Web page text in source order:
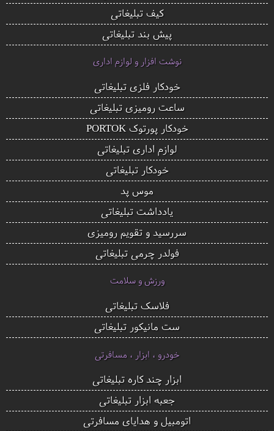
کیف تبلیغاتی
پیش بند تبلیغاتی
نوشت افزار و لوازم اداری
خودکار فلزی تبلیغاتی
ساعت رومیزی تبلیغاتی
خودکار پورتوک PORTOK
لوازم اداری تبلیغاتی
خودکار تبلیغاتی
موس پد
یادداشت تبلیغاتی
سررسید و تقویم رومیزی
فولدر چرمی تبلیغاتی
ورزش و سلامت
فلاسک تبلیغاتی
ست مانیکور تبلیغاتی
خودرو ، ابزار ، مسافرتی
ابزار چند کاره تبلیغاتی
جعبه ابزار تبلیغاتی
اتومبیل و هدایای مسافرتی